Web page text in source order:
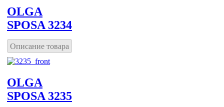
OLGA
SPOSA 3234
Описание товара
OLGA
SPOSA 3235